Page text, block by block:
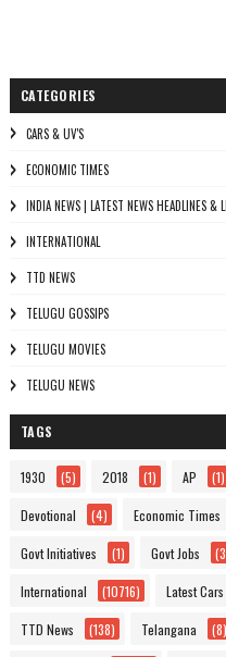
CATEGORIES
CARS & UV'S
ECONOMIC TIMES
INDIA NEWS | LATEST NEWS HEADLINES
INTERNATIONAL
TTD NEWS
TELUGU GOSSIPS
TELUGU MOVIES
TELUGU NEWS
TAGS
1930 (5) 2018 (1) AP (1)
Devotional (4) Economic Times
Govt Initiatives (1) Govt Jobs
International (10716) Latest Cars
TTD News (138) Telangana (8)